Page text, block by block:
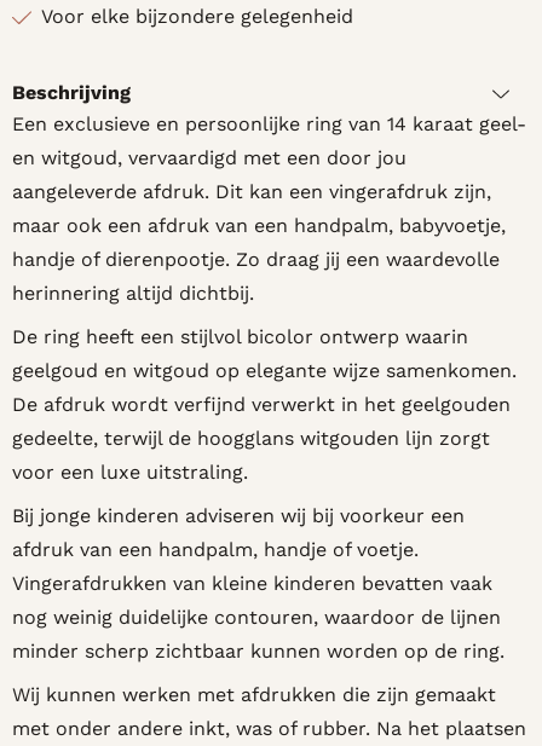
Voor elke bijzondere gelegenheid
Beschrijving
Een exclusieve en persoonlijke ring van 14 karaat geel-
en witgoud, vervaardigd met een door jou
aangeleverde afdruk. Dit kan een vingerafdruk zijn,
maar ook een afdruk van een handpalm, babyvoetje,
handje of dierenpootje. Zo draag jij een waardevolle
herinnering altijd dichtbij.
De ring heeft een stijlvol bicolor ontwerp waarin
geelgoud en witgoud op elegante wijze samenkomen.
De afdruk wordt verfijnd verwerkt in het geelgouden
gedeelte, terwijl de hoogglans witgouden lijn zorgt
voor een luxe uitstraling.
Bij jonge kinderen adviseren wij bij voorkeur een
afdruk van een handpalm, handje of voetje.
Vingerafdrukken van kleine kinderen bevatten vaak
nog weinig duidelijke contouren, waardoor de lijnen
minder scherp zichtbaar kunnen worden op de ring.
Wij kunnen werken met afdrukken die zijn gemaakt
met onder andere inkt, was of rubber. Na het plaatsen